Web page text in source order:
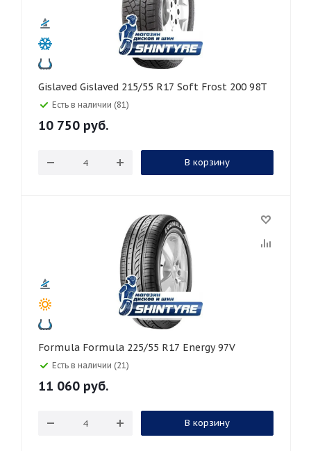
Gislaved Gislaved 215/55 R17 Soft Frost 200 98T
Есть в наличии (81)
10 750 руб.
В корзину
Formula Formula 225/55 R17 Energy 97V
Есть в наличии (21)
11 060 руб.
В корзину